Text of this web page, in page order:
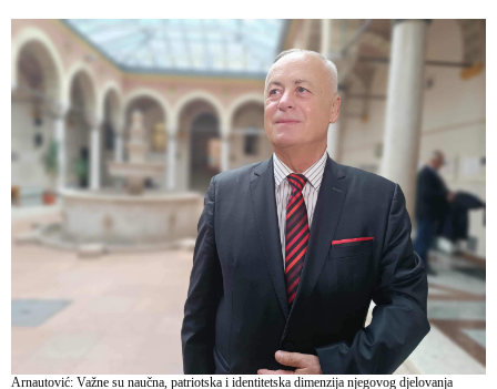
Arnautović: Važne su naučna, patriotska i identitetska dimenzija njegovog djelovanja